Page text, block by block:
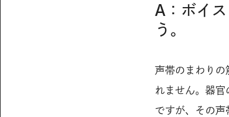
A：ボイ
う。
声帯のまわりの
れません。器
ですが、その